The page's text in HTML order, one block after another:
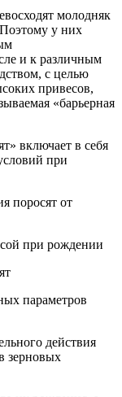
молодняк
у них
и к различным
с целью
привесов,
«барьерная
включает в себя
при
поросят от
при рождении
параметров
действия
зерновых